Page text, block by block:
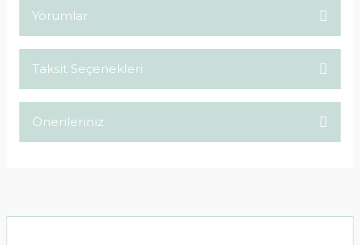
Yorumlar
Taksit Seçenekleri
Önerileriniz